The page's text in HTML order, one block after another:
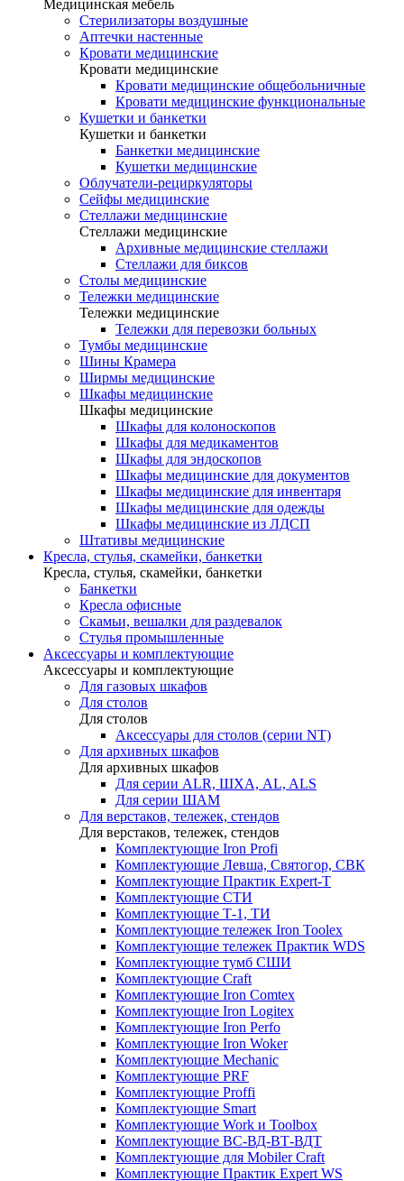
Медицинская мебель
Стерилизаторы воздушные
Аптечки настенные
Кровати медицинские
Кровати медицинские
Кровати медицинские общебольничные
Кровати медицинские функциональные
Кушетки и банкетки
Кушетки и банкетки
Банкетки медицинские
Кушетки медицинские
Облучатели-рециркуляторы
Сейфы медицинские
Стеллажи медицинские
Стеллажи медицинские
Архивные медицинские стеллажи
Стеллажи для биксов
Столы медицинские
Тележки медицинские
Тележки медицинские
Тележки для перевозки больных
Тумбы медицинские
Шины Крамера
Ширмы медицинские
Шкафы медицинские
Шкафы медицинские
Шкафы для колоноскопов
Шкафы для медикаментов
Шкафы для эндоскопов
Шкафы медицинские для документов
Шкафы медицинские для инвентаря
Шкафы медицинские для одежды
Шкафы медицинские из ЛДСП
Штативы медицинские
Кресла, стулья, скамейки, банкетки
Кресла, стулья, скамейки, банкетки
Банкетки
Кресла офисные
Скамьи, вешалки для раздевалок
Стулья промышленные
Аксессуары и комплектующие
Аксессуары и комплектующие
Для газовых шкафов
Для столов
Для столов
Аксессуары для столов (серии NT)
Для архивных шкафов
Для архивных шкафов
Для серии ALR, ШХА, AL, ALS
Для серии ШАМ
Для верстаков, тележек, стендов
Для верстаков, тележек, стендов
Комплектующие Iron Profi
Комплектующие Левша, Святогор, СВК
Комплектующие Практик Expert-T
Комплектующие СТИ
Комплектующие Т-1, ТИ
Комплектующие тележек Iron Toolex
Комплектующие тележек Практик WDS
Комплектующие тумб СШИ
Комплектующие Craft
Комплектующие Iron Comtex
Комплектующие Iron Logitex
Комплектующие Iron Perfo
Комплектующие Iron Woker
Комплектующие Mechanic
Комплектующие PRF
Комплектующие Proffi
Комплектующие Smart
Комплектующие Work и Toolbox
Комплектующие ВС-ВД-ВТ-ВДТ
Комплектующие для Mobiler Craft
Комплектующие Практик Expert WS